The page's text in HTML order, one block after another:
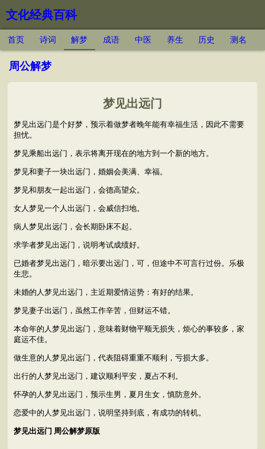
文化经典百科
首页 诗词 解梦 成语 中医 养生 历史 测名
周公解梦
梦见出远门
梦见出远门是个好梦，预示着做梦者晚年能有幸福生活，因此不需要
担忧。
梦见乘船出远门，表示将离开现在的地方到一个新的地方。
梦见和妻子一块出远门，婚姻会美满、幸福。
梦见和朋友一起出远门，会德高望众。
女人梦见一个人出远门，会威信扫地。
病人梦见出远门，会长期卧床不起。
求学者梦见出远门，说明考试成绩好。
已婚者梦见出远门，暗示要出远门，可，但途中不可言行过份。乐极
生悲。
未婚的人梦见出远门，主近期爱情运势：有好的结果。
梦见妻子出远门，虽然工作辛苦，但财运不错。
本命年的人梦见出远门，意味着财物平顺无损失，烦心的事较多，家
庭运不佳。
做生意的人梦见出远门，代表阻碍重重不顺利，亏损大多。
出行的人梦见出远门，建议顺利平安，夏占不利。
怀孕的人梦见出远门，预示生男，夏月生女，慎防意外。
恋爱中的人梦见出远门，说明坚持到底，有成功的转机。
梦见出远门 周公解梦原版